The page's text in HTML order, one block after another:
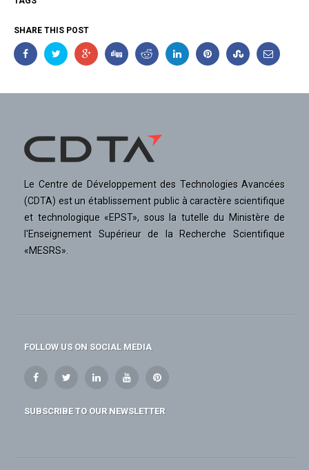
SHARE THIS POST
Le Centre de Développement des Technologies Avancées
(CDTA) est un établissement public à caractère scientifique
et technologique «EPST», sous la tutelle du Ministère de
l'Enseignement Supérieur de la Recherche Scientifique
«MESRS».
FOLLOW US ON SOCIAL MEDIA
SUBSCRIBE TO OUR NEWSLETTER